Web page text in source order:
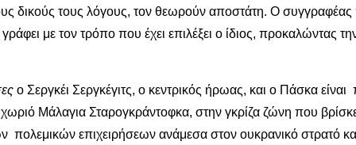
δικούς τους λόγους, τον θεωρούν αποστάτη. Ο
γράφει με τον τρόπο που έχει επιλέξει ο ίδιος,
ο Σεργκέι Σεργκέγιτς, ο κεντρικός ήρωας, και ο Πάσκα
Μάλαγια Σταρογκράντοφκα, στην γκρίζα ζώνη που
πολεμικών επιχειρήσεων ανάμεσα στον ουκρανικό στρατό